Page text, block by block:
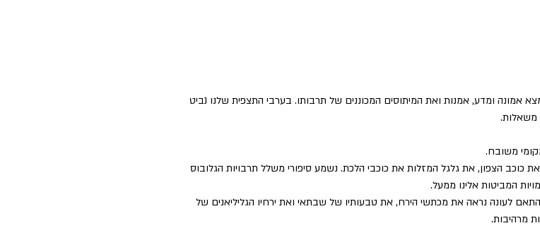
ומדע, אמנות ואת המיתוסים המכוננים של תרבותו. בערבי התצפית שלנו נביט
משאלות.
משובח.
כוכב הצפון, את גלגל המזלות את כוכבי הלכת. נשמע סיפורי משלל תרבויות הגלובוס
המביטות אלינו ממעל.
לעונה נראה את מכתשי הירח, את טבעותיו של שבתאי ואת ירחיו הגליליאנים של
מרהיבות.